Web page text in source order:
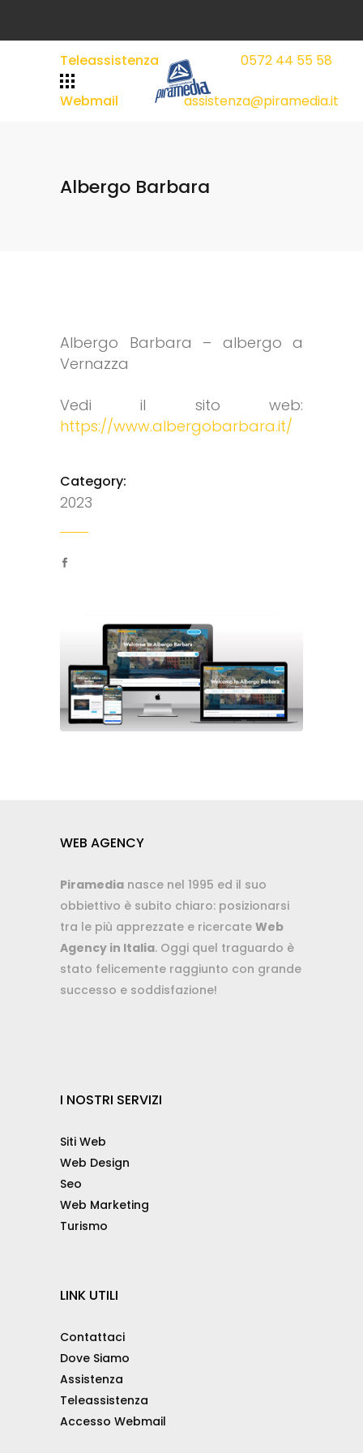
Teleassistenza
Webmail
0572 44 55 58
assistenza@piramedia.it
Albergo Barbara
Albergo Barbara – albergo a
Vernazza
Vedi il sito web:
https://www.albergobarbara.it/
Category:
2023
WEB AGENCY
Piramedia nasce nel 1995 ed il suo
obbiettivo è subito chiaro: posizionarsi
tra le più apprezzate e ricercate Web
Agency in Italia. Oggi quel traguardo è
stato felicemente raggiunto con grande
successo e soddisfazione!
I NOSTRI SERVIZI
Siti Web
Web Design
Seo
Web Marketing
Turismo
LINK UTILI
Contattaci
Dove Siamo
Assistenza
Teleassistenza
Accesso Webmail